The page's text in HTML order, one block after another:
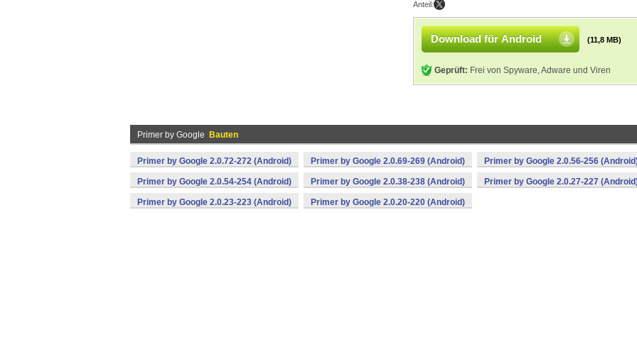
Anteil:
Download für Android (11,8 MB)
Geprüft: Frei von Spyware, Adware und Viren
Primer by Google Bauten
Primer by Google 2.0.72-272 (Android) Primer by Google 2.0.69-269 (Android) Primer by Google 2.0.56-256
Primer by Google 2.0.54-254 (Android) Primer by Google 2.0.38-238 (Android) Primer by Google 2.0.27-227
Primer by Google 2.0.23-223 (Android) Primer by Google 2.0.20-220 (Android)